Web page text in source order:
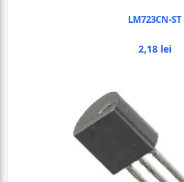
LM723CN-ST
2,18 lei